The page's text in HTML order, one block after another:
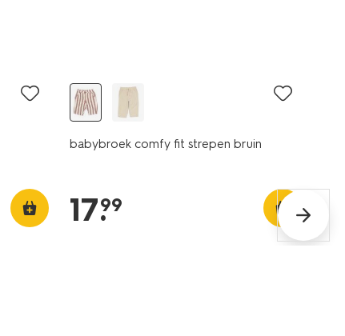
babybroek comfy fit strepen bruin
17.
99